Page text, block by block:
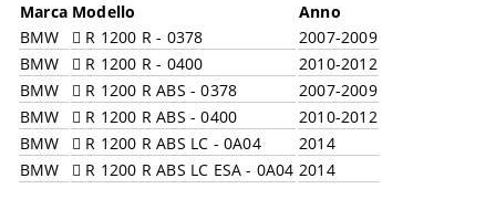
Marca Modello
Anno
BMW
R 1200 R - 0378
2007-2009
BMW
R 1200 R - 0400
2010-2012
BMW
R 1200 R ABS - 0378
2007-2009
BMW
R 1200 R ABS - 0400
2010-2012
BMW
R 1200 R ABS LC - 0A04
2014
BMW
R 1200 R ABS LC ESA - 0A04 2014